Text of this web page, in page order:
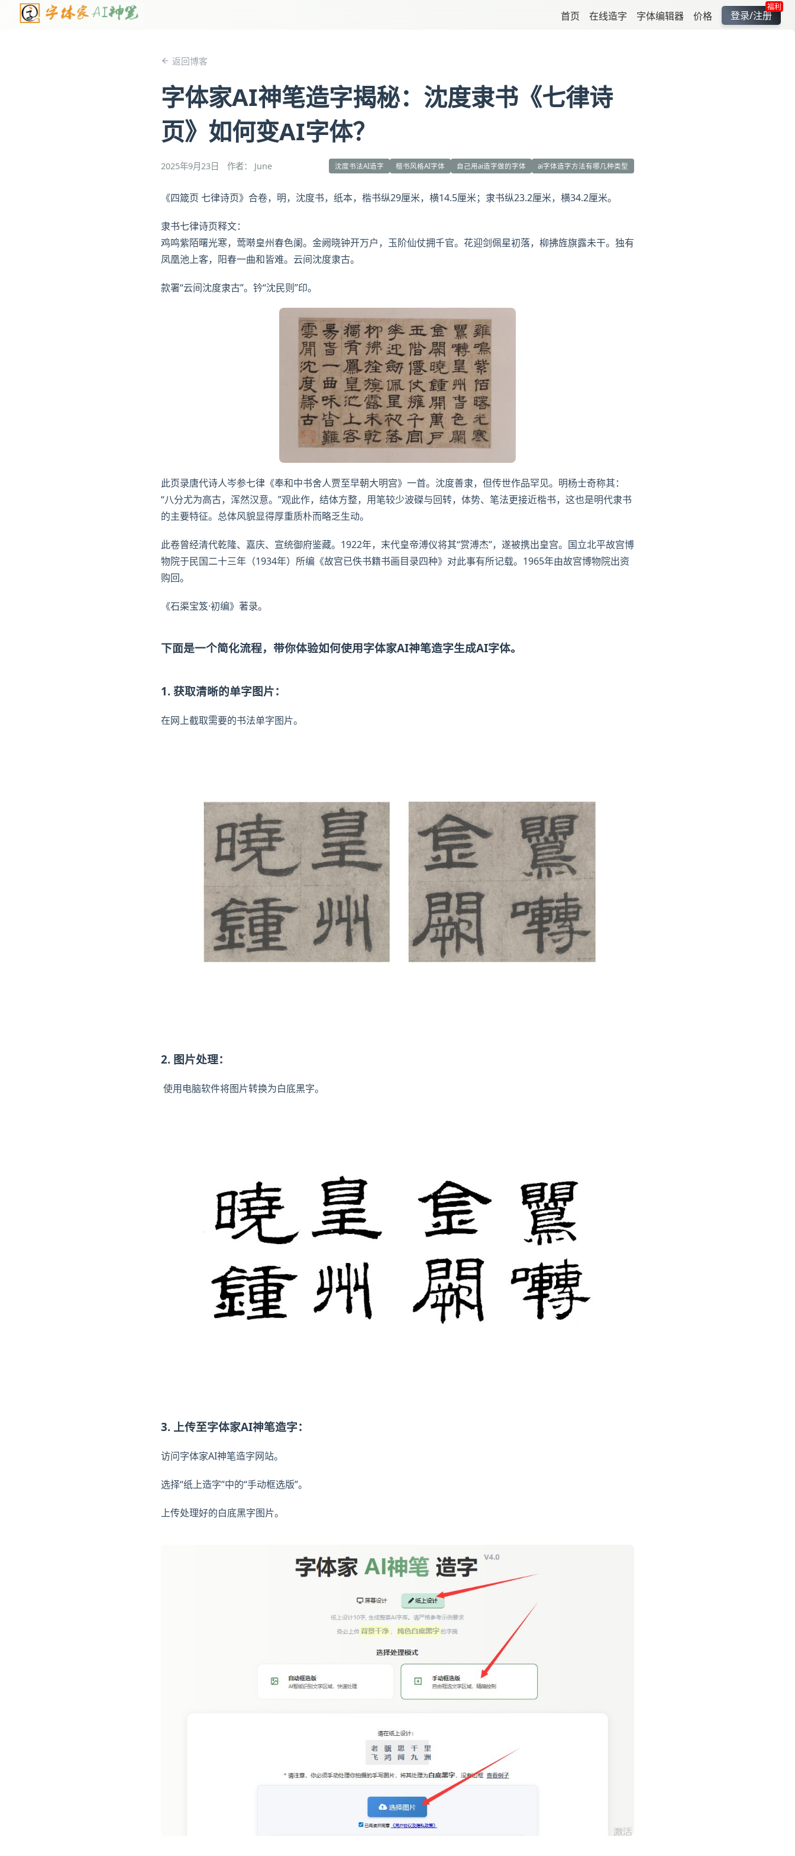
首页 在线造字 字体编辑器 价格
福利
登录/注册
返回博客
字体家AI神笔造字揭秘：沈度隶书《七律诗
页》如何变AI字体？
2025年9月23日 作者： June 沈度书法AI造字 楷书风格AI字体 自己用ai造字做的字体 ai字体造字方法有哪几种类型
《四箴页 七律诗页》合卷，明， 沈度书，纸本，楷书纵29厘米，横14.5厘米；隶书纵23.2厘米，横34.2厘米。
隶书七律诗页释文：
鸡鸣紫陌曙光寒，莺啭皇州春色阑。 金阙晓钟开万户，玉阶仙仗拥千官。花迎剑佩星初落，柳拂旌旗露未干。独有
凤凰池上客，阳春一曲和皆难。云间沈度隶古。
款署“云间沈度隶古”。钤“沈民则”印。
此页录唐代诗人岑参七律《奉和中书舍人贾至早朝大明宫》一首。沈度善隶，但传世作品罕见。明杨士奇称其：
“八分尤为高古，浑然汉意。”观此作，结体方整，用笔较少波磔与回转，体势、笔法更接近楷书，这也是明代隶书
的主要特征。总体风貌显得厚重质朴而略乏生动。
此卷曾经清代乾隆、嘉庆、宣统御府鉴藏。1922年，末代皇帝溥仪将其“赏溥杰”，遂被携出皇宫。国立北平故宫博
物院于民国二十三年（1934年）所编《故宫已佚书籍书画目录四种》对此事有所记载。1965年由故宫博物院出资
购回。
《石渠宝笈·初编》著录。
下面是一个简化流程，带你体验如何使用字体家AI神笔造字生成AI字体。
1. 获取清晰的单字图片：
在网上截取需要的书法单字图片。
2. 图片处理：
使用电脑软件将图片转换为白底黑字。
3. 上传至字体家AI神笔造字：
访问字体家AI神笔造字网站。
选择“纸上造字”中的“手动框选版”。
上传处理好的白底黑字图片。